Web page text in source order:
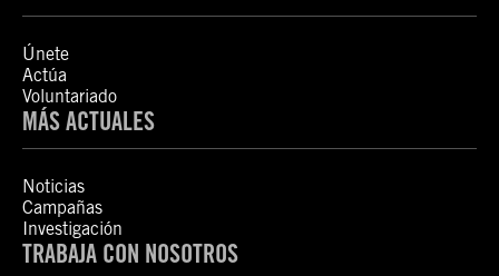
Únete
Actúa
Voluntariado
MÁS ACTUALES
Noticias
Campañas
Investigación
TRABAJA CON NOSOTROS